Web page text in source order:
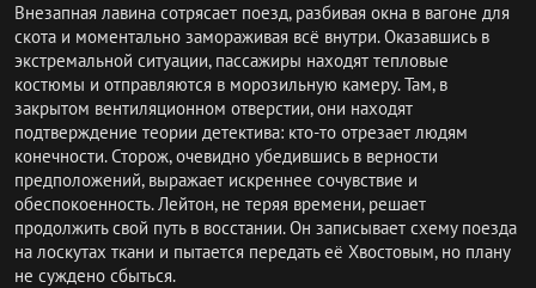
Внезапная лавина сотрясает поезд, разбивая окна в вагоне для
скота и моментально замораживая всё внутри. Оказавшись в
экстремальной ситуации, пассажиры находят тепловые
костюмы и отправляются в морозильную камеру. Там, в
закрытом вентиляционном отверстии, они находят
подтверждение теории детектива: кто-то отрезает людям
конечности. Сторож, очевидно убедившись в верности
предположений, выражает искреннее сочувствие и
обеспокоенность. Лейтон, не теряя времени, решает
продолжить свой путь в восстании. Он записывает схему поезда
на лоскутах ткани и пытается передать её Хвостовым, но плану
не суждено сбыться.